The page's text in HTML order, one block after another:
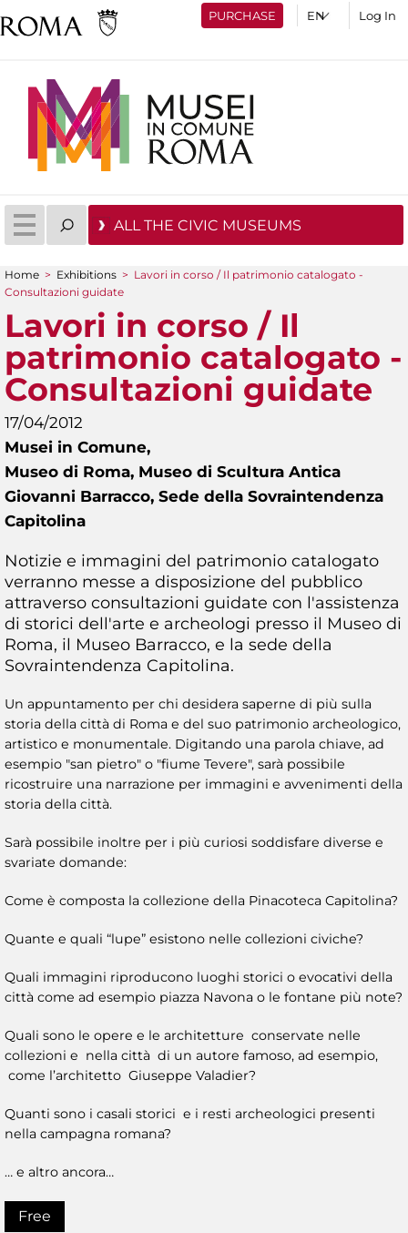
PURCHASE Log In
ALL THE CIVIC MUSEUMS
You are here
Home > Exhibitions > Lavori in corso / Il patrimonio catalogato -
Consultazioni guidate
Lavori in corso / Il
patrimonio catalogato -
Consultazioni guidate
17/04/2012
Musei in Comune,
Museo di Roma, Museo di Scultura Antica
Giovanni Barracco, Sede della Sovraintendenza
Capitolina
Notizie e immagini del patrimonio catalogato
verranno messe a disposizione del pubblico
attraverso consultazioni guidate con l'assistenza
di storici dell'arte e archeologi presso il Museo di
Roma, il Museo Barracco, e la sede della
Sovraintendenza Capitolina.
Un appuntamento per chi desidera saperne di più sulla
storia della città di Roma e del suo patrimonio archeologico,
artistico e monumentale. Digitando una parola chiave, ad
esempio "san pietro" o "fiume Tevere", sarà possibile
ricostruire una narrazione per immagini e avvenimenti della
storia della città.
Sarà possibile inoltre per i più curiosi soddisfare diverse e
svariate domande:
Come è composta la collezione della Pinacoteca Capitolina?
Quante e quali “lupe” esistono nelle collezioni civiche?
Quali immagini riproducono luoghi storici o evocativi della
città come ad esempio piazza Navona o le fontane più note?
Quali sono le opere e le architetture conservate nelle
collezioni e nella città di un autore famoso, ad esempio,
come l’architetto Giuseppe Valadier?
Quanti sono i casali storici e i resti archeologici presenti
nella campagna romana?
… e altro ancora…
Free